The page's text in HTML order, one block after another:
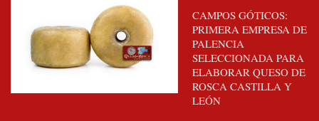
CAMPOS GÓTICOS:
PRIMERA EMPRESA DE
PALENCIA
SELECCIONADA PARA
ELABORAR QUESO DE
ROSCA CASTILLA Y
LEÓN